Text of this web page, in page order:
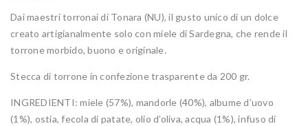
Dai maestri torronai di Tonara (NU), il gusto unico di un dolce
creato artigianalmente solo con miele di Sardegna, che rende il
torrone morbido, buono e originale.
Stecca di torrone in confezione trasparente da 200 gr.
INGREDIENTI: miele (57%), mandorle (40%), albume d’uovo
(1%), ostia, fecola di patate, olio d’oliva, acqua (1%), infuso di